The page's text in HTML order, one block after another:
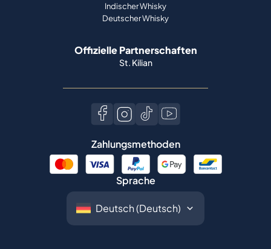
Indischer Whisky
Deutscher Whisky
Offizielle Partnerschaften
St. Kilian
Zahlungsmethoden
Sprache